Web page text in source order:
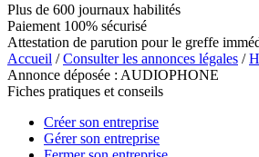
Plus de 600 journaux habilités
Paiement 100% sécurisé
Attestation de parution pour le greffe
Accueil /Consulter les annonces légales /
Annonce déposée : AUDIOPHONE
Fiches pratiques et conseils
Créer son entreprise
Gérer son entreprise